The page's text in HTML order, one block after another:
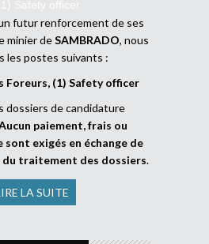
Safety officer
futur renforcement de ses
minier deSAMBRADO, nous
les postes suivants :
Foreurs, (1) Safety officer
dossiers de candidature
paiement, frais ou
exigés en échange de
du traitement des dossiers.
LA SUITE